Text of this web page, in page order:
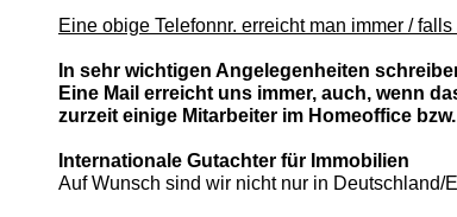
Eine obige Telefonnr. erreicht man immer /
In sehr wichtigen Angelegenheiten
Eine Mail erreicht uns immer, auch, wenn
zurzeit einige Mitarbeiter im Homeoffice
Internationale Gutachter für Immobilien
Auf Wunsch sind wir nicht nur in Deutschland/